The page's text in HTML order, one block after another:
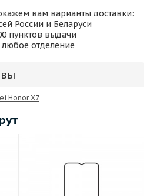
вам варианты доставки:
России и Беларуси
пунктов выдачи
отделение
Honor X7